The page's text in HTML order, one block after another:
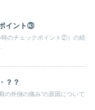
イント③
のチェックポイント②）の続
？？
の外側の痛み”の原因について